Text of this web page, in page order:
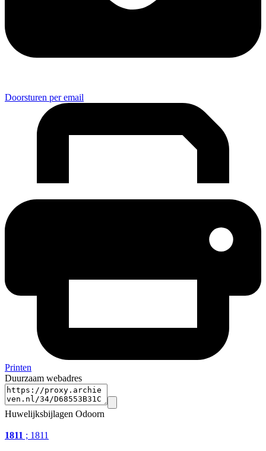
Doorsturen per email
Printen
Duurzaam webadres
Huwelijksbijlagen Odoorn
1811 ; 1811